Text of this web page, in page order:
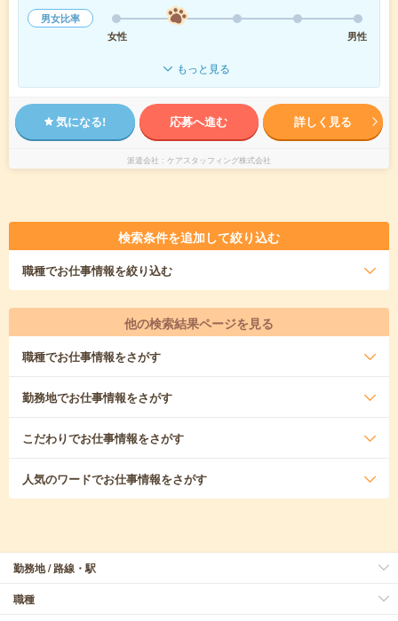
男女比率
女性
男性
もっと見る
気になる! 応募へ進む 詳しく見る
派遣会社 ケアスタッフィング株式会社
検索条件を追加して絞り込む
職種でお仕事情報を絞り込む
他の検索結果ページを見る
職種でお仕事情報をさがす
勤務地でお仕事情報をさがす
こだわりでお仕事情報をさがす
人気のワードでお仕事情報をさがす
勤務地 / 路線・駅
職種